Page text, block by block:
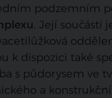
podzemním
. Její součástí
k dispozici také
s půdorysem ve
a